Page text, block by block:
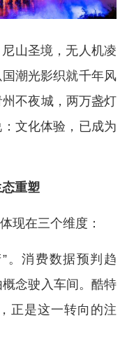
山圣境，无人机凌
潮光影织就千年风
不夜城，两万盏灯
文化体验，已成为
重塑
现在三个维度：
。消费数据预判趋
念驶入车间。酷特
正是这一转向的注